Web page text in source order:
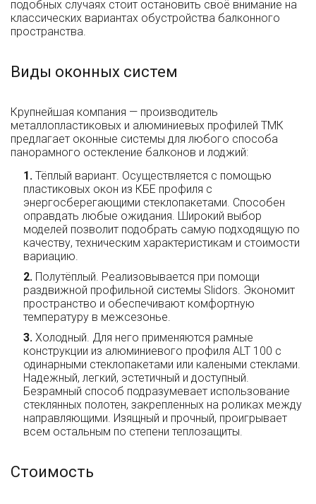
подобных случаях стоит остановить своё внимание на
классических вариантах обустройства балконного
пространства.
Виды оконных систем
Крупнейшая компания — производитель
металлопластиковых и алюминиевых профилей ТМК
предлагает оконные системы для любого способа
панорамного остекление балконов и лоджий:
Тёплый вариант. Осуществляется с помощью
пластиковых окон из КБЕ профиля с
энергосберегающими стеклопакетами. Способен
оправдать любые ожидания. Широкий выбор
моделей позволит подобрать самую подходящую по
качеству, техническим характеристикам и стоимости
вариацию.
Полутёплый. Реализовывается при помощи
раздвижной профильной системы Slidors. Экономит
пространство и обеспечивают комфортную
температуру в межсезонье.
Холодный. Для него применяются рамные
конструкции из алюминиевого профиля ALT 100 с
одинарными стеклопакетами или калеными стеклами.
Надежный, легкий, эстетичный и доступный.
Безрамный способ подразумевает использование
стеклянных полотен, закрепленных на роликах между
направляющими. Изящный и прочный, проигрывает
всем остальным по степени теплозащиты.
Стоимость